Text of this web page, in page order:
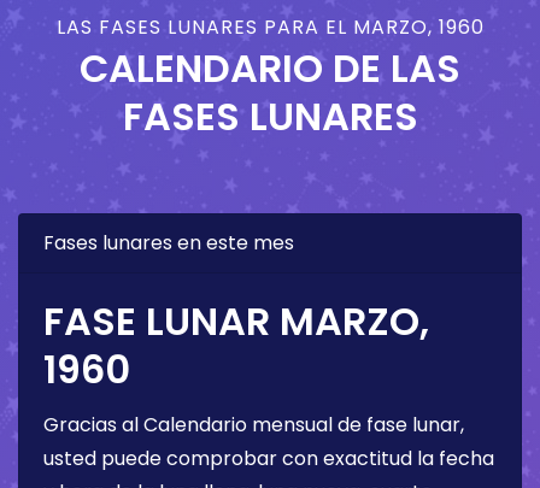
LAS FASES LUNARES PARA EL MARZO, 1960
CALENDARIO DE LAS
FASES LUNARES
Fases lunares en este mes
FASE LUNAR MARZO,
1960
Gracias al Calendario mensual de fase lunar,
usted puede comprobar con exactitud la fecha